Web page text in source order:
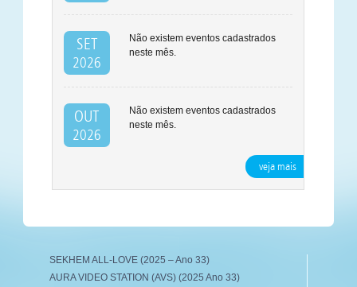
SET
2026
Não existem eventos cadastrados
neste mês.
OUT
2026
Não existem eventos cadastrados
neste mês.
veja mais
SEKHEM ALL-LOVE (2025 – Ano 33)
AURA VIDEO STATION (AVS) (2025 Ano 33)